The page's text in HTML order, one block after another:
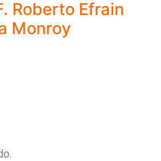
Roberto Efrain
Monroy